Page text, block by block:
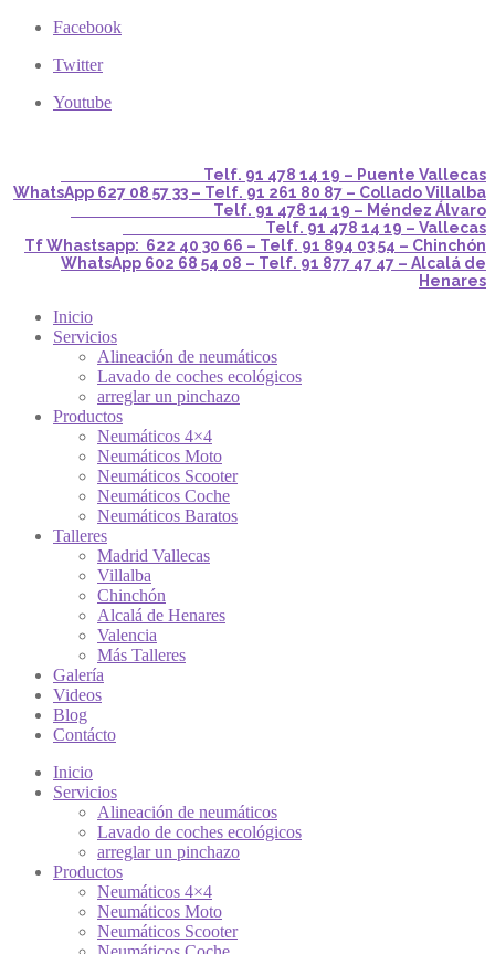
Facebook
Twitter
Youtube
Telf. 91 478 14 19 – Puente Vallecas
WhatsApp 627 08 57 33 – Telf. 91 261 80 87 – Collado Villalba
Telf. 91 478 14 19 – Méndez Álvaro
Telf. 91 478 14 19 – Vallecas
Tf Whastsapp: 622 40 30 66 – Telf. 91 894 03 54 – Chinchón
WhatsApp 602 68 54 08 – Telf. 91 877 47 47 – Alcalá de
Henares
Inicio
Servicios
Alineación de neumáticos
Lavado de coches ecológicos
arreglar un pinchazo
Productos
Neumáticos 4×4
Neumáticos Moto
Neumáticos Scooter
Neumáticos Coche
Neumáticos Baratos
Talleres
Madrid Vallecas
Villalba
Chinchón
Alcalá de Henares
Valencia
Más Talleres
Galería
Videos
Blog
Contácto
Inicio
Servicios
Alineación de neumáticos
Lavado de coches ecológicos
arreglar un pinchazo
Productos
Neumáticos 4×4
Neumáticos Moto
Neumáticos Scooter